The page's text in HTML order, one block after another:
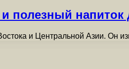
напиток
и Центральной Азии. Он